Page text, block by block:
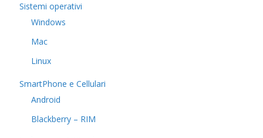
Sistemi operativi
Windows
Mac
Linux
SmartPhone e Cellulari
Android
Blackberry – RIM